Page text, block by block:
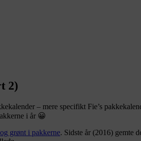
2)
– mere specifikt Fie’s
i år 😀
grønt i pakkerne. Sidste år (2016) gemte